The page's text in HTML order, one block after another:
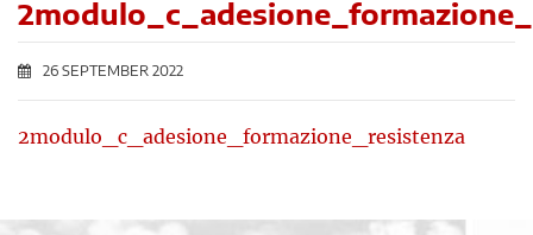
26 SEPTEMBER 2022
2modulo_c_adesione_formazione_resistenza